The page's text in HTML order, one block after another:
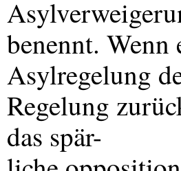
benennt.
Asylregelung
Regelung
das spär-